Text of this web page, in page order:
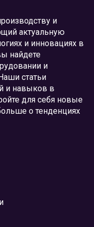
и
актуальную
и инновациях в
найдете
и
статьи
и навыков в
для себя новые
о тенденциях